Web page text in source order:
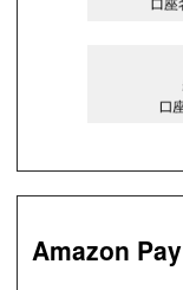
Amazon Pay